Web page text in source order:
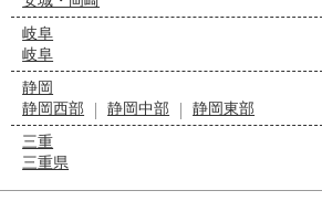
岐阜
岐阜
静岡
静岡西部
静岡中部
静岡東部
三重
三重県